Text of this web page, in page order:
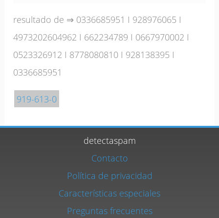
resultado de ⇒ 0336685951 I 928976065 I
4973202604962 I 662234789 I 0667970002 I
0523326912 I 8778080810 I 928138395 I
0336685951
919-613-0
detectaspam
Contacto
Política de privacidad
Características especiales
Preguntas frecuentes